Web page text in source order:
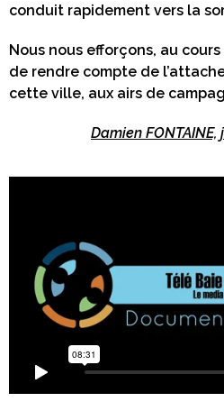
conduit rapidement vers la
Nous nous efforçons, au
de rendre compte de
cette ville, aux airs de
Damien